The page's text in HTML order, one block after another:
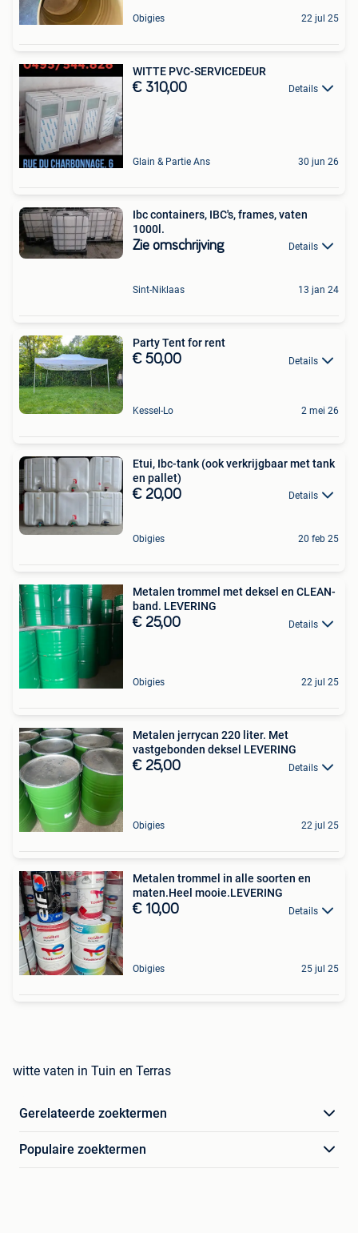
Obigies 22 jul 25
WITTE PVC-SERVICEDEUR
€ 310,00 Details
Glain & Partie Ans 30 jun 26
Ibc containers, IBC's, frames, vaten
1000l.
Zie omschrijving Details
Sint-Niklaas 13 jan 24
Party Tent for rent
€ 50,00 Details
Kessel-Lo 2 mei 26
Etui, Ibc-tank (ook verkrijgbaar met tank
en pallet)
€ 20,00 Details
Obigies 20 feb 25
Metalen trommel met deksel en CLEAN-
band. LEVERING
€ 25,00 Details
Obigies 22 jul 25
Metalen jerrycan 220 liter. Met
vastgebonden deksel LEVERING
€ 25,00 Details
Obigies 22 jul 25
Metalen trommel in alle soorten en
maten.Heel mooie.LEVERING
€ 10,00 Details
Obigies 25 jul 25
witte vaten in Tuin en Terras
Gerelateerde zoektermen
Populaire zoektermen